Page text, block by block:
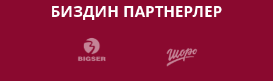
БИЗДИН ПАРТНЕРЛЕР